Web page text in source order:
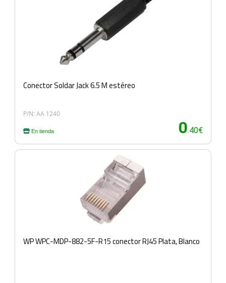
Conector Soldar Jack 6.5 M estéreo
P/N: AA 1240
En tienda 0.40€
WP WPC-MDP-882-5F-R15 conector RJ45 Plata, Blanco